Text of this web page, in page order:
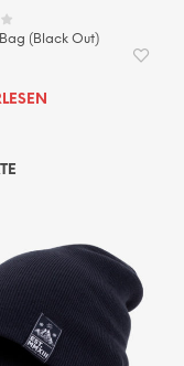
(Black Out)